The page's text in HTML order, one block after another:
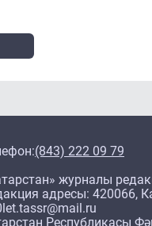
(843) 222 09 79
журналы
адресы: 420066,
Республикасы